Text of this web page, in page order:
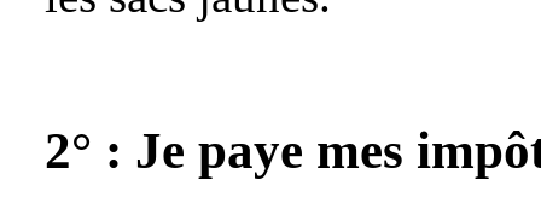
2° : Je paye mes